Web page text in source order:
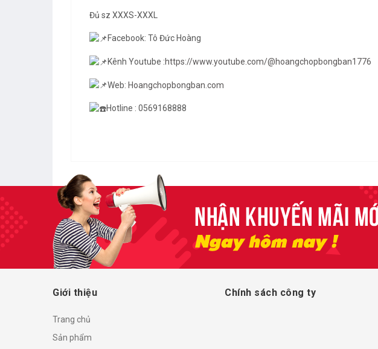
Đủ sz XXXS-XXXL
Facebook: Tô Đức Hoàng
Kênh Youtube :https://www.youtube.com/@hoangchopbongban1776
Web: Hoangchopbongban.com
Hotline : 0569168888
Giới thiệu
Trang chủ
Sản phẩm
Chính sách công ty